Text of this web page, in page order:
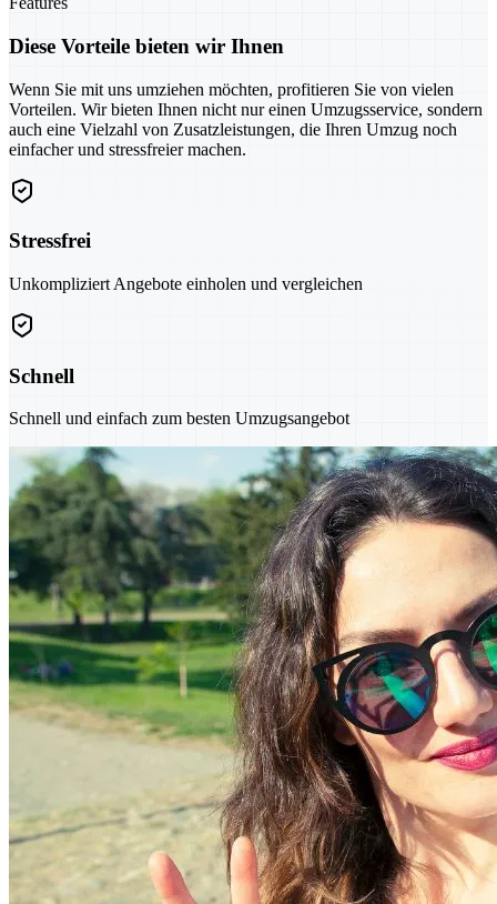
Diese Vorteile bieten wir Ihnen
Wenn Sie mit uns umziehen möchten, profitieren Sie von vielen
Vorteilen. Wir bieten Ihnen nicht nur einen Umzugsservice, sondern
auch eine Vielzahl von Zusatzleistungen, die Ihren Umzug noch
einfacher und stressfreier machen.
Stressfrei
Unkompliziert Angebote einholen und vergleichen
Schnell
Schnell und einfach zum besten Umzugsangebot